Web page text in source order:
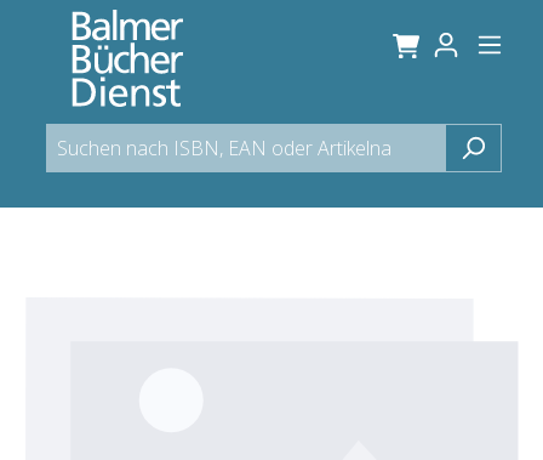
springen